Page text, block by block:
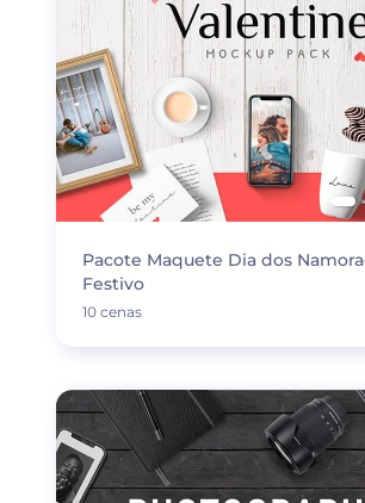
Pacote Maquete Dia dos
Festivo
10 cenas